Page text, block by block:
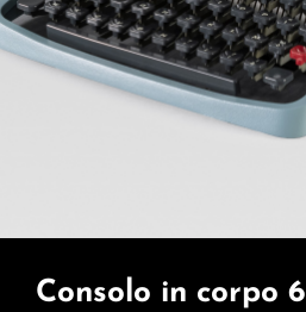
Consolo in corpo 6